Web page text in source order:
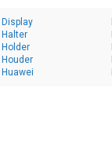
Display
Halter
Holder
Houder
Huawei